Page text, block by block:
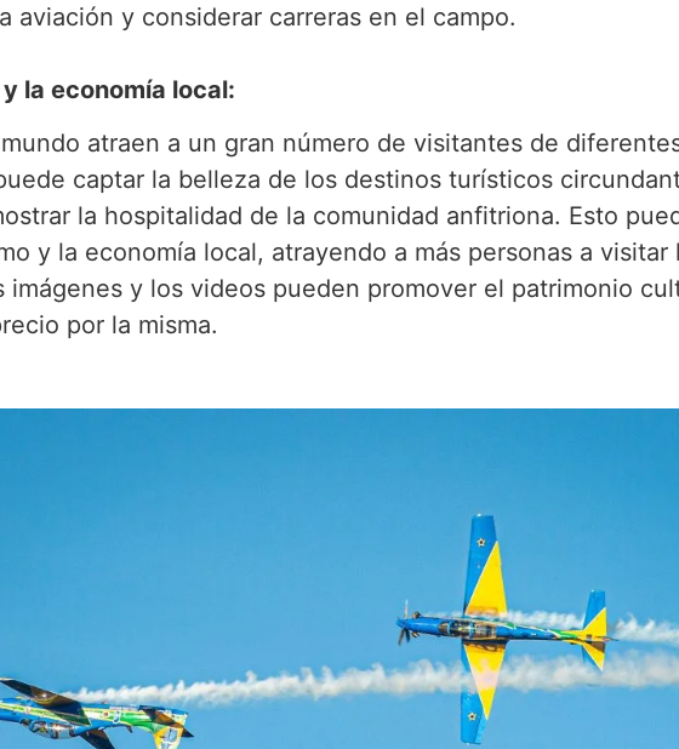
aviación y considerar carreras en el campo.
la economía local:
atraen a un gran número de visitantes de
captar la belleza de los destinos turísticos
la hospitalidad de la comunidad anfitriona. Esto
y la economía local, atrayendo a más personas a
imágenes y los videos pueden promover el patrimonio
por la misma.